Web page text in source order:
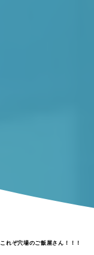
これぞ穴場のご飯屋さん！！！